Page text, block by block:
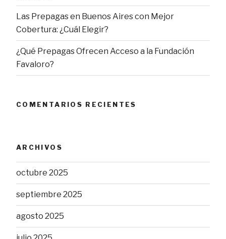
Las Prepagas en Buenos Aires con Mejor
Cobertura: ¿Cuál Elegir?
¿Qué Prepagas Ofrecen Acceso a la Fundación
Favaloro?
COMENTARIOS RECIENTES
ARCHIVOS
octubre 2025
septiembre 2025
agosto 2025